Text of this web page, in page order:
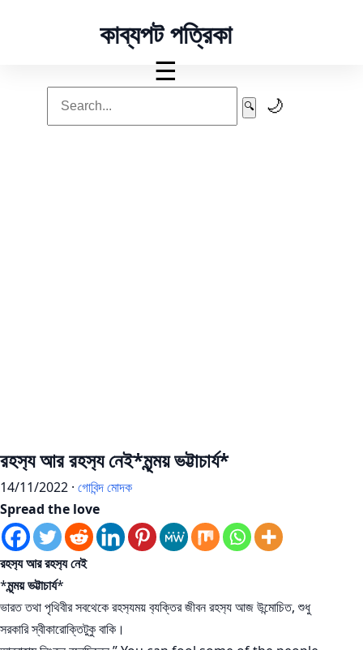
কাব্যপট পত্রিকা
☰
🔍 🌙
রহস‍্য আর রহস‍্য নেই*মৃন্ময় ভট্টাচার্য*
14/11/2022 · গোবিন্দ মোদক
Spread the love
রহস‍্য আর রহস‍্য নেই
*মৃন্ময় ভট্টাচার্য*
ভারত তথা পৃথিবীর সবথেকে রহস‍্যময় ব‍্যক্তির জীবন রহস‍্য আজ উন্মোচিত, শুধু
সরকারি স্বীকারোক্তিটুকু বাকি।